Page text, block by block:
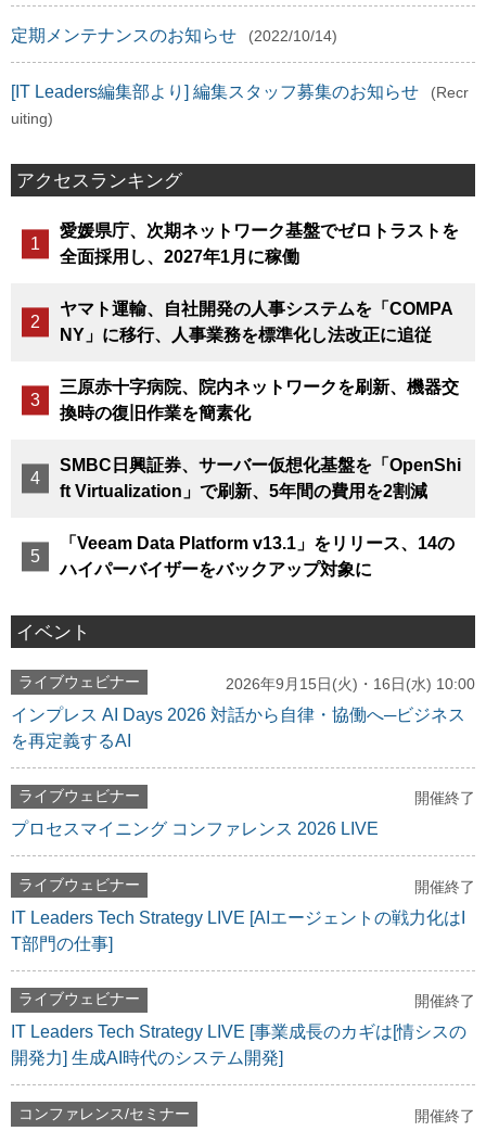
定期メンテナンスのお知らせ (2022/10/14)
[IT Leaders編集部より] 編集スタッフ募集のお知らせ
(Recr
uiting)
アクセスランキング
愛媛県庁、次期ネットワーク基盤でゼロトラストを
全面採用し、2027年1月に稼働
ヤマト運輸、自社開発の人事システムを「COMPA
NY」に移行、人事業務を標準化し法改正に追従
三原赤十字病院、院内ネットワークを刷新、機器交
換時の復旧作業を簡素化
SMBC日興証券、サーバー仮想化基盤を「OpenShi
ft Virtualization」で刷新、5年間の費用を2割減
「Veeam Data Platform v13.1」をリリース、14の
ハイパーバイザーをバックアップ対象に
イベント
ライブウェビナー 2026年9月15日(火)・16日(水) 10:00
インプレス AI Days 2026 対話から自律・協働へ─ビジネス
を再定義するAI
ライブウェビナー 開催終了
プロセスマイニング コンファレンス 2026 LIVE
ライブウェビナー 開催終了
IT Leaders Tech Strategy LIVE [AIエージェントの戦力化はI
T部門の仕事]
ライブウェビナー 開催終了
IT Leaders Tech Strategy LIVE [事業成長のカギは[情シスの
開発力] 生成AI時代のシステム開発]
コンファレンス/セミナー 開催終了